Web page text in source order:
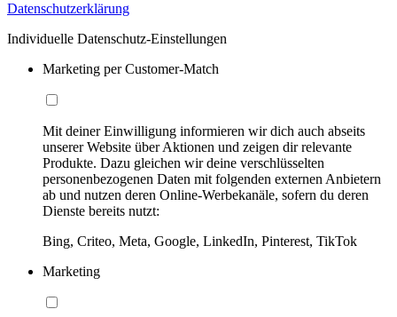
Datenschutzerklärung
Individuelle Datenschutz-Einstellungen
Marketing per Customer-Match
Mit deiner Einwilligung informieren wir dich auch abseits
unserer Website über Aktionen und zeigen dir relevante
Produkte. Dazu gleichen wir deine verschlüsselten
personenbezogenen Daten mit folgenden externen Anbietern
ab und nutzen deren Online-Werbekanäle, sofern du deren
Dienste bereits nutzt:
Bing, Criteo, Meta, Google, LinkedIn, Pinterest, TikTok
Marketing